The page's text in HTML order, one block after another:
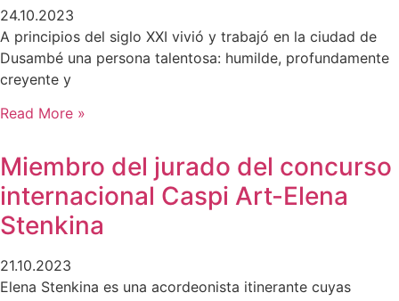
24.10.2023
A principios del siglo XXI vivió y trabajó en la ciudad de
Dusambé una persona talentosa: humilde, profundamente
creyente y
Read More »
Miembro del jurado del concurso
internacional Caspi Art-Elena
Stenkina
21.10.2023
Elena Stenkina es una acordeonista itinerante cuyas